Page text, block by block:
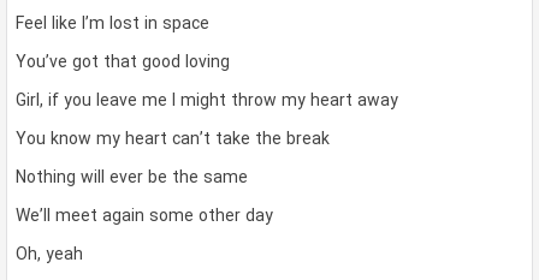
Feel like I’m lost in space
You’ve got that good loving
Girl, if you leave me I might throw my heart away
You know my heart can’t take the break
Nothing will ever be the same
We’ll meet again some other day
Oh, yeah